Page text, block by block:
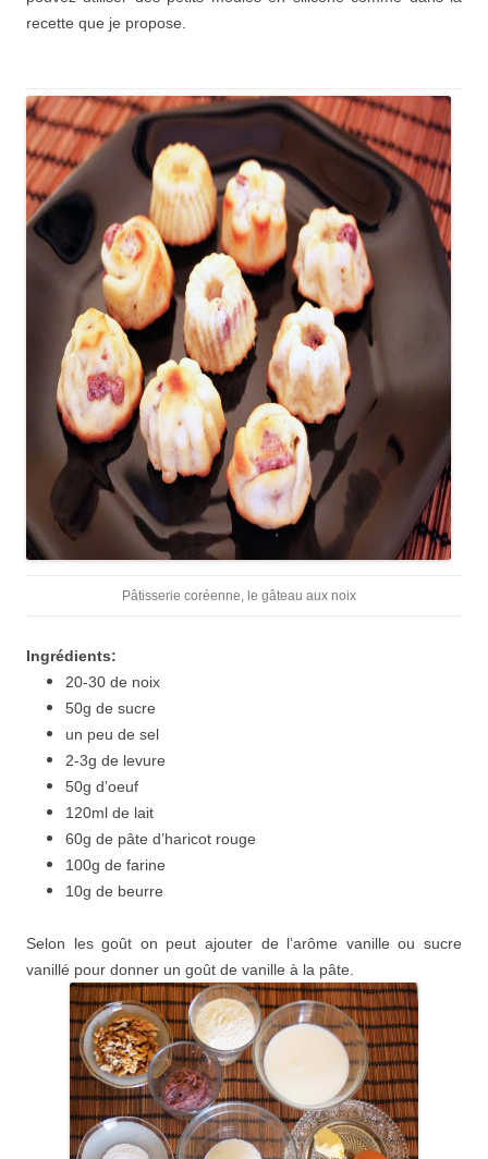
recette que je propose.
Pâtisserie coréenne, le gâteau aux noix
Ingrédients:
20-30 de noix
50g de sucre
un peu de sel
2-3g de levure
50g d’oeuf
120ml de lait
60g de pâte d’haricot rouge
100g de farine
10g de beurre
Selon les goût on peut ajouter de l’arôme vanille ou sucre
vanillé pour donner un goût de vanille à la pâte.